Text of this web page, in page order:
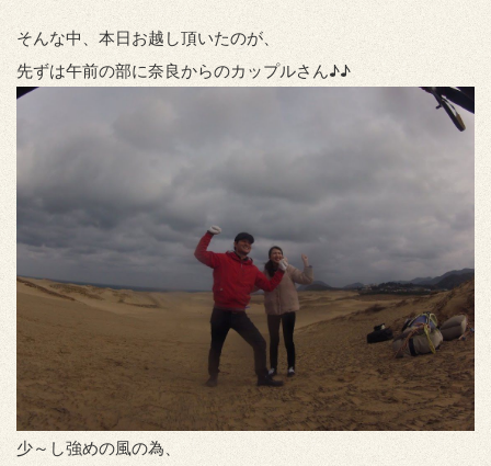
そんな中、本日お越し頂いたのが、
先ずは午前の部に奈良からのカップルさん♪♪
少～し強めの風の為、